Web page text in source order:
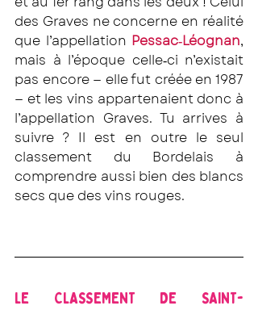
des Graves ne concerne en réalité
que l’appellation Pessac‐Léognan,
mais à l’époque celle‐ci n’existait
pas encore — elle fut créée en 1987
— et les vins appartenaient donc à
l’appellation Graves. Tu arrives à
suivre ? Il est en outre le seul
classement du Bordelais à
comprendre aussi bien des blancs
secs que des vins rouges.
LE CLASSEMENT DE SAINT-